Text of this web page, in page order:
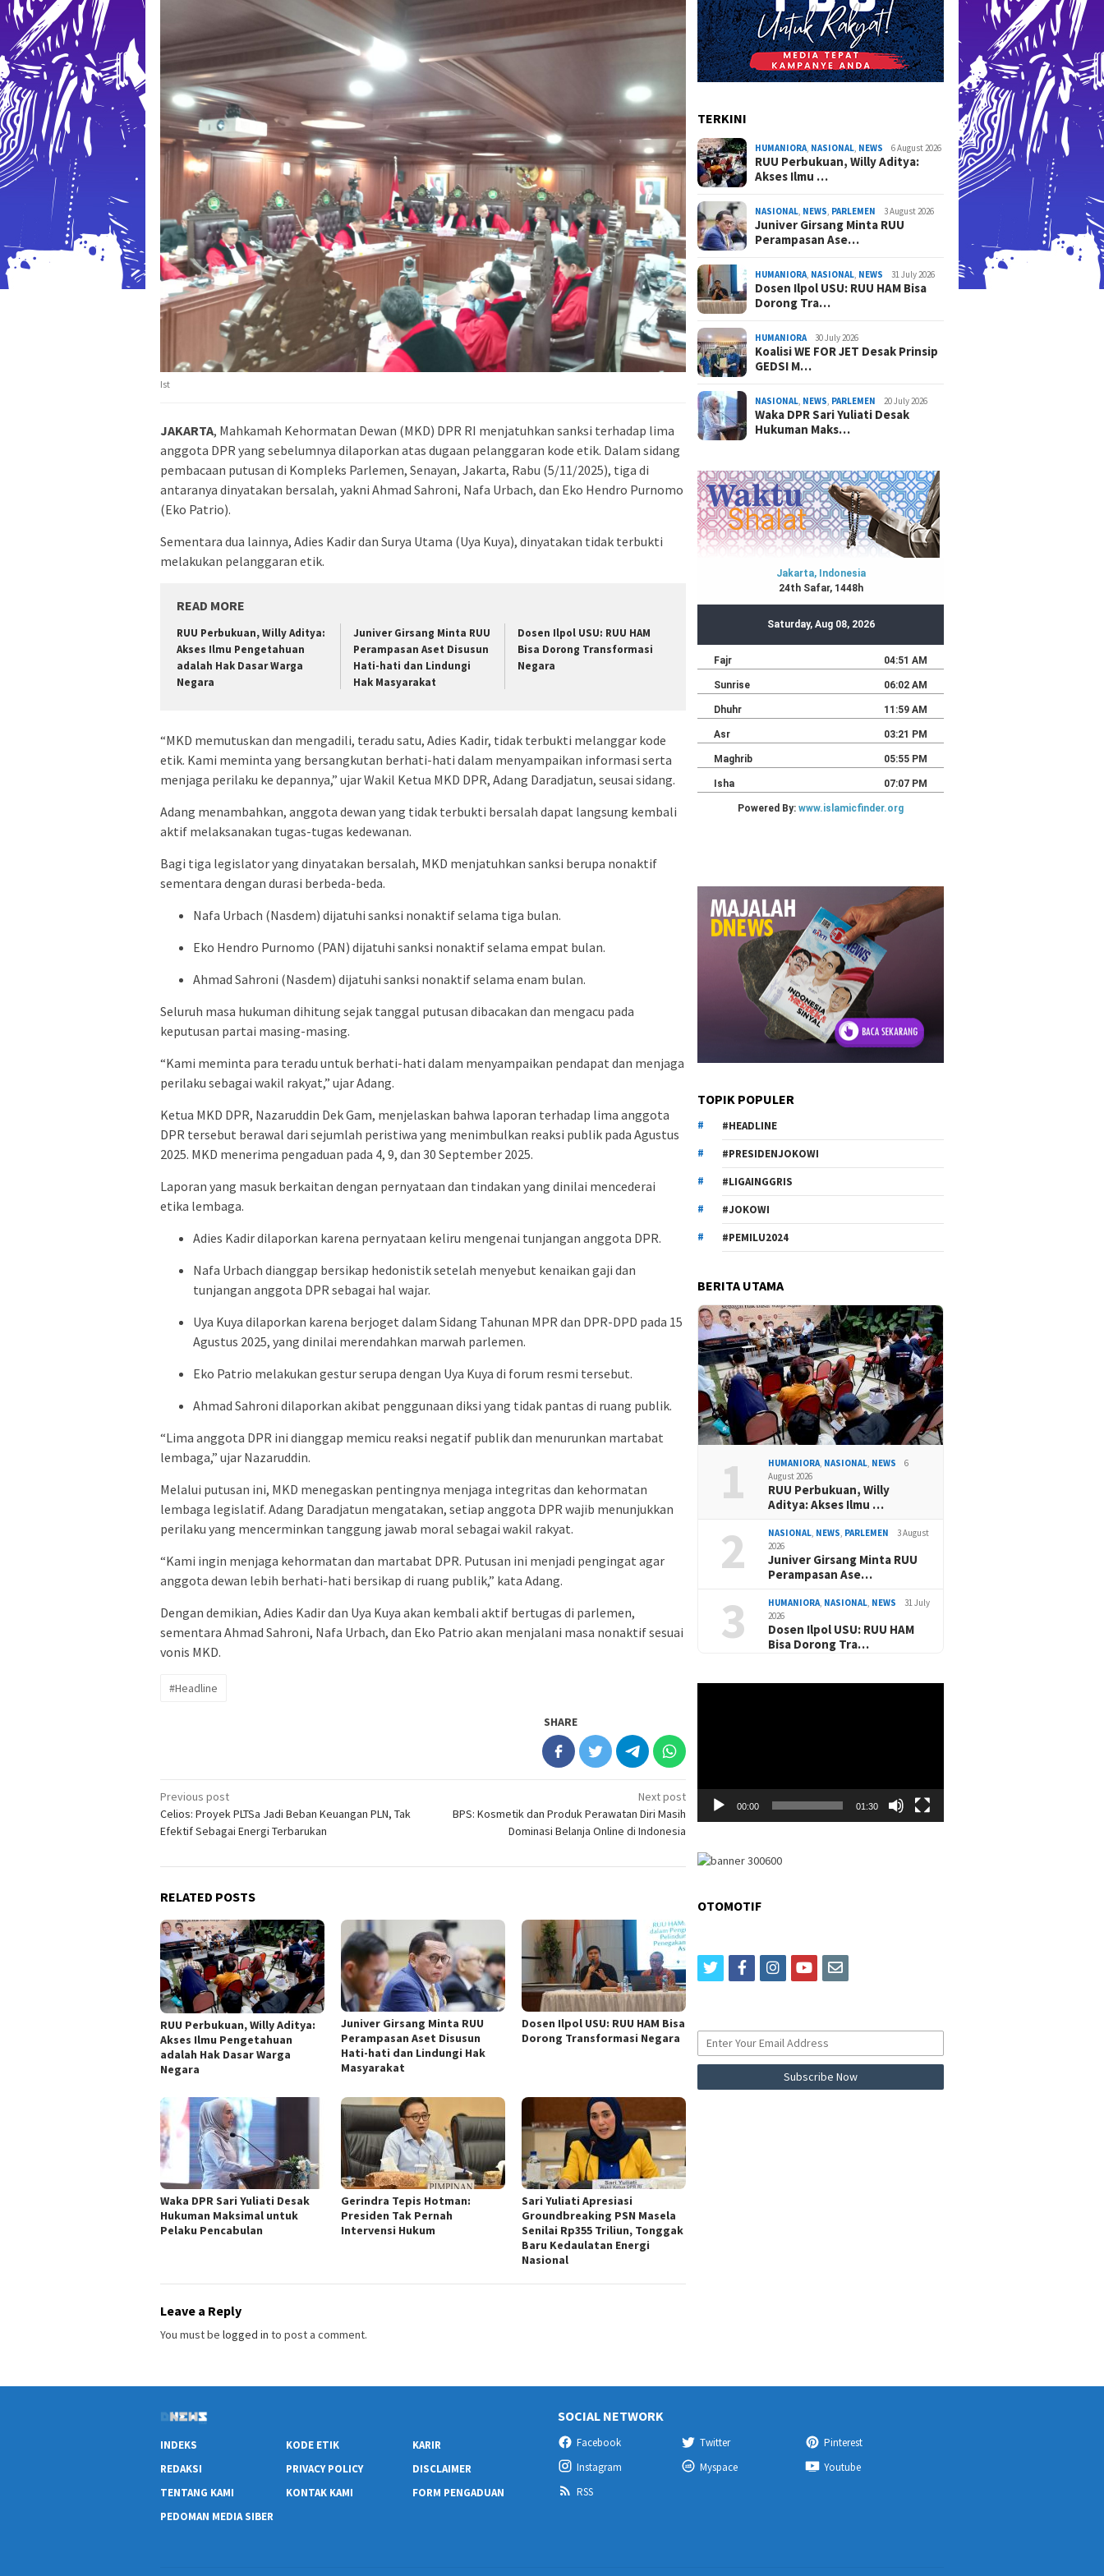
Ist
JAKARTA, Mahkamah Kehormatan Dewan (MKD) DPR RI menjatuhkan sanksi terhadap lima
anggota DPR yang sebelumnya dilaporkan atas dugaan pelanggaran kode etik. Dalam sidang
pembacaan putusan di Kompleks Parlemen, Senayan, Jakarta, Rabu (5/11/2025), tiga di
antaranya dinyatakan bersalah, yakni Ahmad Sahroni, Nafa Urbach, dan Eko Hendro Purnomo
(Eko Patrio).
Sementara dua lainnya, Adies Kadir dan Surya Utama (Uya Kuya), dinyatakan tidak terbukti
melakukan pelanggaran etik.
READ MORE
RUU Perbukuan, Willy Aditya:
Akses Ilmu Pengetahuan
adalah Hak Dasar Warga
Negara
Juniver Girsang Minta RUU
Perampasan Aset Disusun
Hati-hati dan Lindungi
Hak Masyarakat
Dosen Ilpol USU: RUU HAM
Bisa Dorong Transformasi
Negara
“MKD memutuskan dan mengadili, teradu satu, Adies Kadir, tidak terbukti melanggar kode
etik. Kami meminta yang bersangkutan berhati-hati dalam menyampaikan informasi serta
menjaga perilaku ke depannya,” ujar Wakil Ketua MKD DPR, Adang Daradjatun, seusai sidang.
Adang menambahkan, anggota dewan yang tidak terbukti bersalah dapat langsung kembali
aktif melaksanakan tugas-tugas kedewanan.
Bagi tiga legislator yang dinyatakan bersalah, MKD menjatuhkan sanksi berupa nonaktif
sementara dengan durasi berbeda-beda.
Nafa Urbach (Nasdem) dijatuhi sanksi nonaktif selama tiga bulan.
Eko Hendro Purnomo (PAN) dijatuhi sanksi nonaktif selama empat bulan.
Ahmad Sahroni (Nasdem) dijatuhi sanksi nonaktif selama enam bulan.
Seluruh masa hukuman dihitung sejak tanggal putusan dibacakan dan mengacu pada
keputusan partai masing-masing.
“Kami meminta para teradu untuk berhati-hati dalam menyampaikan pendapat dan menjaga
perilaku sebagai wakil rakyat,” ujar Adang.
Ketua MKD DPR, Nazaruddin Dek Gam, menjelaskan bahwa laporan terhadap lima anggota
DPR tersebut berawal dari sejumlah peristiwa yang menimbulkan reaksi publik pada Agustus
2025. MKD menerima pengaduan pada 4, 9, dan 30 September 2025.
Laporan yang masuk berkaitan dengan pernyataan dan tindakan yang dinilai mencederai
etika lembaga.
Adies Kadir dilaporkan karena pernyataan keliru mengenai tunjangan anggota DPR.
Nafa Urbach dianggap bersikap hedonistik setelah menyebut kenaikan gaji dan
tunjangan anggota DPR sebagai hal wajar.
Uya Kuya dilaporkan karena berjoget dalam Sidang Tahunan MPR dan DPR-DPD pada 15
Agustus 2025, yang dinilai merendahkan marwah parlemen.
Eko Patrio melakukan gestur serupa dengan Uya Kuya di forum resmi tersebut.
Ahmad Sahroni dilaporkan akibat penggunaan diksi yang tidak pantas di ruang publik.
“Lima anggota DPR ini dianggap memicu reaksi negatif publik dan menurunkan martabat
lembaga,” ujar Nazaruddin.
Melalui putusan ini, MKD menegaskan pentingnya menjaga integritas dan kehormatan
lembaga legislatif. Adang Daradjatun mengatakan, setiap anggota DPR wajib menunjukkan
perilaku yang mencerminkan tanggung jawab moral sebagai wakil rakyat.
“Kami ingin menjaga kehormatan dan martabat DPR. Putusan ini menjadi pengingat agar
anggota dewan lebih berhati-hati bersikap di ruang publik,” kata Adang.
Dengan demikian, Adies Kadir dan Uya Kuya akan kembali aktif bertugas di parlemen,
sementara Ahmad Sahroni, Nafa Urbach, dan Eko Patrio akan menjalani masa nonaktif sesuai
vonis MKD.
#Headline
SHARE
Post
navigation
Previous post
Celios: Proyek PLTSa Jadi Beban Keuangan PLN, Tak
Efektif Sebagai Energi Terbarukan
Next post
BPS: Kosmetik dan Produk Perawatan Diri Masih
Dominasi Belanja Online di Indonesia
RELATED POSTS
RUU Perbukuan, Willy Aditya:
Akses Ilmu Pengetahuan
adalah Hak Dasar Warga
Negara
Juniver Girsang Minta RUU
Perampasan Aset Disusun
Hati-hati dan Lindungi Hak
Masyarakat
Dosen Ilpol USU: RUU HAM Bisa
Dorong Transformasi Negara
Waka DPR Sari Yuliati Desak
Hukuman Maksimal untuk
Pelaku Pencabulan
Gerindra Tepis Hotman:
Presiden Tak Pernah
Intervensi Hukum
Sari Yuliati Apresiasi
Groundbreaking PSN Masela
Senilai Rp355 Triliun, Tonggak
Baru Kedaulatan Energi
Nasional
Leave a Reply
You must be logged in to post a comment.
TERKINI
HUMANIORA NASIONAL NEWS 6 August 2026
RUU Perbukuan, Willy Aditya:
Akses Ilmu …
NASIONAL NEWS PARLEMEN 3 August 2026
Juniver Girsang Minta RUU
Perampasan Ase…
HUMANIORA NASIONAL NEWS 31 July 2026
Dosen Ilpol USU: RUU HAM Bisa
Dorong Tra…
HUMANIORA 30 July 2026
Koalisi WE FOR JET Desak Prinsip
GEDSI M…
NASIONAL NEWS PARLEMEN 20 July 2026
Waka DPR Sari Yuliati Desak
Hukuman Maks…
TOPIK POPULER
#HEADLINE
#PRESIDENJOKOWI
#LIGAINGGRIS
#JOKOWI
#PEMILU2024
BERITA UTAMA
1 HUMANIORA, NASIONAL, NEWS
6
August 2026
RUU Perbukuan, Willy
Aditya: Akses Ilmu …
2 NASIONAL, NEWS, PARLEMEN
3 August
2026
Juniver Girsang Minta RUU
Perampasan Ase…
3 HUMANIORA, NASIONAL, NEWS
31 July
2026
Dosen Ilpol USU: RUU HAM
Bisa Dorong Tra…
00:00 01:30
OTOMOTIF
twitterfacebookinstagram
youtubeemail
INDEKS KODE ETIK
KARIR
REDAKSI
PRIVACY POLICY
DISCLAIMER
TENTANG KAMI
KONTAK KAMI
FORM PENGADUAN
PEDOMAN MEDIA SIBER
SOCIAL NETWORK
Facebook Twitter
Pinterest
Instagram
Myspace
Youtube
RSS